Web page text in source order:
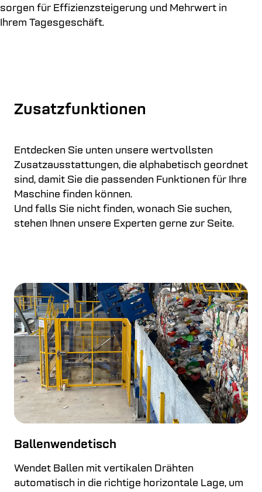
sorgen für Effizienzsteigerung und Mehrwert in
Ihrem Tagesgeschäft.
Zusatzfunktionen
Entdecken Sie unten unsere wertvollsten
Zusatzausstattungen, die alphabetisch geordnet
sind, damit Sie die passenden Funktionen für Ihre
Maschine finden können.
Und falls Sie nicht finden, wonach Sie suchen,
stehen Ihnen unsere Experten gerne zur Seite.
Ballenwendetisch
Wendet Ballen mit vertikalen Drähten
automatisch in die richtige horizontale Lage, um